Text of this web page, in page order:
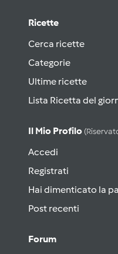
Ricette
Cerca ricette
Categorie
Ultime ricette
Lista Ricetta del
Il Mio Profilo
Accedi
Registrati
Hai dimenticato la
Post recenti
Forum